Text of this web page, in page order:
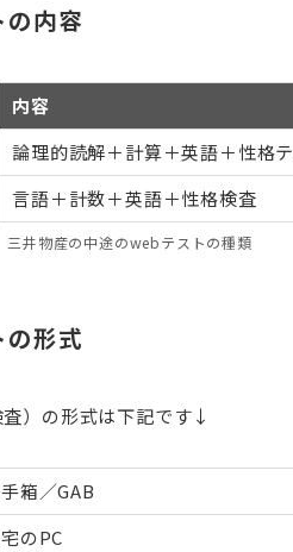
内容
内容
論理的読解＋計算＋英語＋性格
言語＋計数＋英語＋性格検査
三井物産の中途のwebテストの種類
形式
）の形式は下記です↓
箱／GAB
のPC